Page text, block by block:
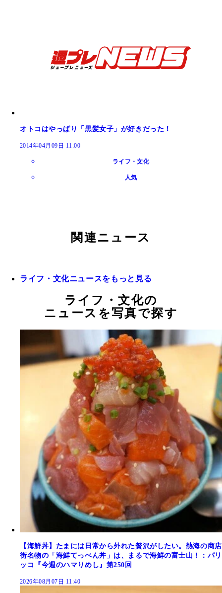
オトコはやっぱり「黒髪女子」が好きだった！
2014年04月09日 11:00
ライフ・文化
人気
関連ニュース
ライフ・文化ニュースをもっと見る
ライフ・文化の
ニュースを写真で探す
【海鮮丼】たまには日常から外れた贅沢がしたい。熱海の商店
街名物の「海鮮てっぺん丼」は、まるで海鮮の富士山！：パリ
ッコ『今週のハマりめし』第250回
2026年08月07日 11:40